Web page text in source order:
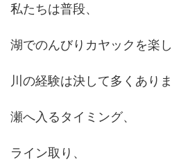
私たちは普段、
湖でのんびりカヤックを楽
川の経験は決して多くありま
瀬へ入るタイミング、
ライン取り、